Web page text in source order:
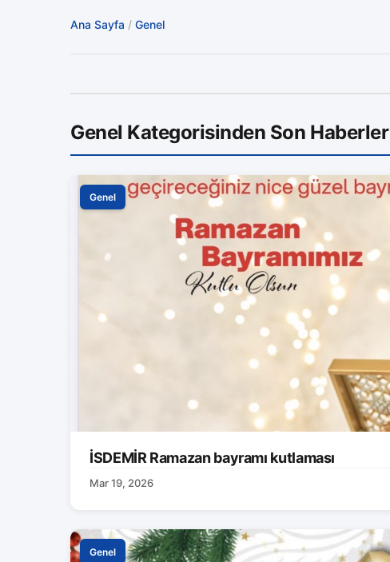
Ana Sayfa / Genel
Genel Kategorisinden Son Haberler
Genel
İSDEMİR Ramazan bayramı kutlaması
Mar 19, 2026
Genel